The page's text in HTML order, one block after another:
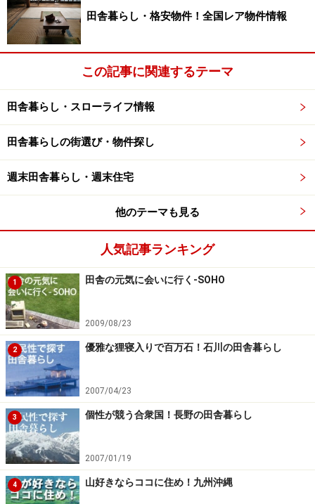
とも呼ばれています。愛知教育大の調べによると、蛙が
鳴かなかった時、翌日に雨が降った割合は11％。よく鳴
いた時の翌日に雨が降った割合がは35％という結果が出
■花多ければ「大風」
「桐の花多ければ暴風雨の兆し」「ナシの花よく咲く年
は大風、大雨」「カボチャの花多ければ大風」等々、花
が多く咲く年は大風に気をつけよという「観天望気」は
多い。これらは暴風に見舞われるような年には、それに
耐えるように花着きが多くなるという考えから言われ出
したようです。沖縄にも「でいごの花が多い時は台風が
多く発生する」という、伝承が。
田舎の「秋」の天気予報術
いわし雲が出たときは
■鱗雲が出た翌日は「雨」または「風」
澄み切った秋の青空に見られる、魚の鱗や群れのように
白い斑紋や波紋のような鱗雲（うろこぐも）や鯖雲（さ
ばぐも）。低気圧の前面によく現れる雲であり、移動性
田舎暮らし・格安物件！全国レア物件情報
この記事に関連するテーマ
田舎暮らし・スローライフ情報
田舎暮らしの街選び・物件探し
週末田舎暮らし・週末住宅
他のテーマも見る
人気記事ランキング
1 田舎の元気に会いに行く-SOHO
2009/08/23
2 優雅な狸寝入りで百万石！石川の田舎暮らし
2007/04/23
3 個性が競う合衆国！長野の田舎暮らし
2007/01/19
4 山好きならココに住め！九州沖縄